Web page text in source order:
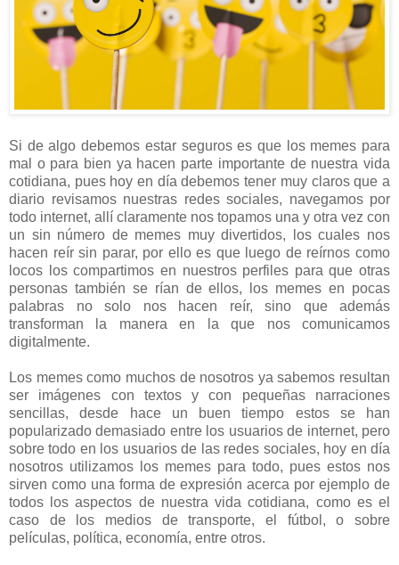
Si de algo debemos estar seguros es que los memes para
mal o para bien ya hacen parte importante de nuestra vida
cotidiana, pues hoy en día debemos tener muy claros que a
diario revisamos nuestras redes sociales, navegamos por
todo internet, allí claramente nos topamos una y otra vez con
un sin número de memes muy divertidos, los cuales nos
hacen reír sin parar, por ello es que luego de reírnos como
locos los compartimos en nuestros perfiles para que otras
personas también se rían de ellos, los memes en pocas
palabras no solo nos hacen reír, sino que además
transforman la manera en la que nos comunicamos
digitalmente.
Los memes como muchos de nosotros ya sabemos resultan
ser imágenes con textos y con pequeñas narraciones
sencillas, desde hace un buen tiempo estos se han
popularizado demasiado entre los usuarios de internet, pero
sobre todo en los usuarios de las redes sociales, hoy en día
nosotros utilizamos los memes para todo, pues estos nos
sirven como una forma de expresión acerca por ejemplo de
todos los aspectos de nuestra vida cotidiana, como es el
caso de los medios de transporte, el fútbol, o sobre
películas, política, economía, entre otros.